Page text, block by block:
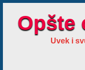
Opšte
Uvek i